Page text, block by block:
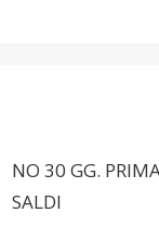
NO 30 GG.
SALDI